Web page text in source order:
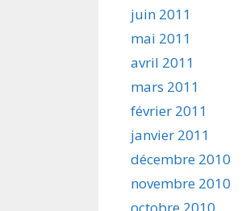
juin 2011
mai 2011
avril 2011
mars 2011
février 2011
janvier 2011
décembre 2010
novembre 2010